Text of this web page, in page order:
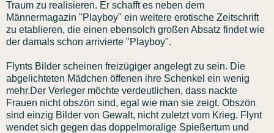
Traum zu realisieren. Er schafft es neben dem
Männermagazin "Playboy" ein weitere erotische Zeitschrift
zu etablieren, die einen ebensolch großen Absatz findet wie
der damals schon arrivierte "Playboy".
Flynts Bilder scheinen freizügiger angelegt zu sein. Die
abgelichteten Mädchen öffenen ihre Schenkel ein wenig
mehr.Der Verleger möchte verdeutlichen, dass nackte
Frauen nicht obszön sind, egal wie man sie zeigt. Obszön
sind einzig Bilder von Gewalt, nicht zuletzt vom Krieg. Flynt
wendet sich gegen das doppelmoralige Spießertum und